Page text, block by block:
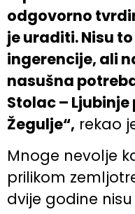
odgovorno
je uraditi. Nisu
ingerencije, ali
nasušna
Stolac – Ljubinje
Žegulje“, rekao
Mnoge nevolje
prilikom
dvije godine